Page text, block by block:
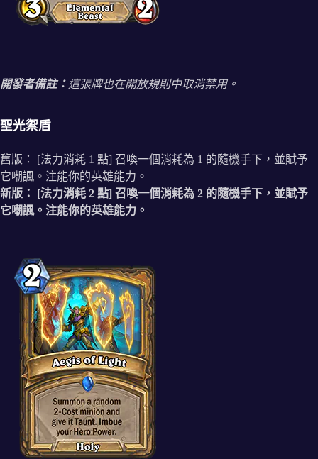
開發者備註： 這張牌也在開放規則中取消禁用。
聖光禦盾
舊版： [法力消耗 1 點] 召喚一個消耗為 1 的隨機手下，並賦予
它嘲諷。注能你的英雄能力。
新版： [法力消耗 2 點] 召喚一個消耗為 2 的隨機手下，並賦予
它嘲諷。注能你的英雄能力。